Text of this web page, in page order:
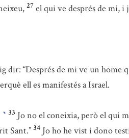
27 el qui ve després de mi, i
dir: “Després de mi ve un home
ell es manifestés a Israel.
* 33 Jo no el coneixia, però el qui
Sant.” 34 Jo ho he vist i dono